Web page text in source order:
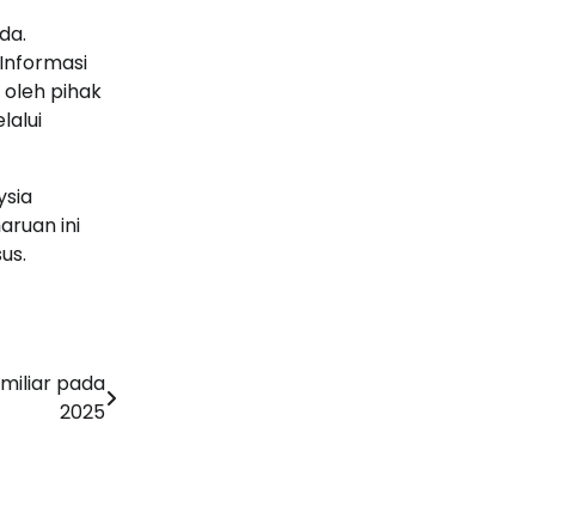
pihak
ini
pada
2025